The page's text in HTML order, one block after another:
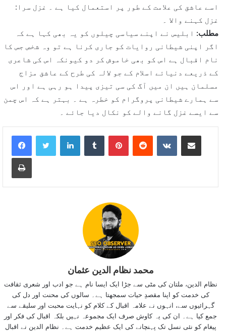
اسے عاشق کی علامت کے طور پر استعمال کیا ہے ۔ غزل سرا:
غزل کہنے والا ۔
مطلب: ابلیس نے اپنے سیاسی چیلوں کو یہ بھی کہا ہے کہ
اگر اپنی شیطانی روایات کو جاری کرنا ہے تو وہ شخص جس کا
نام اقبال ہے اس کو بھی خاموش کر دو کیونکہ اس کی شاعری
کے ذریعے دنیائے اسلام کے جو لالہ کی طرح کے عاشق مزاج
مسلمان ہیں ان میں آگ کی سی تیزی پیدا ہو رہی ہے اور اس
سے ہمارے شیطانی پروگرام کو خطرہ ہے ۔ بہتر ہے کہ اس چمن
سے ایسے غزل گانے والے کو نکال دیا جائے ۔
LinkedInTumblr PinterestReddit VKontakteShare via Email
Print
محمد نظام الدین عثمان
نظام الدین، ملتان کی مٹی سے جڑا ایک ایسا نام ہے جو ادب اور شعری ثقافت
کی خدمت کو اپنا مقصدِ حیات سمجھتا ہے۔ سالوں کی محنت اور دل کی
گہرائیوں سے، انہوں نے علامہ اقبال کے کلام کو نہایت محبت اور سلیقے سے
جمع کیا ہے۔ ان کی یہ کاوش صرف ایک مجموعہ نہیں بلکہ اقبال کی فکر اور
پیغام کو نئی نسل تک پہنچانے کی ایک عظیم خدمت ہے۔ نظام الدین نے اقبال